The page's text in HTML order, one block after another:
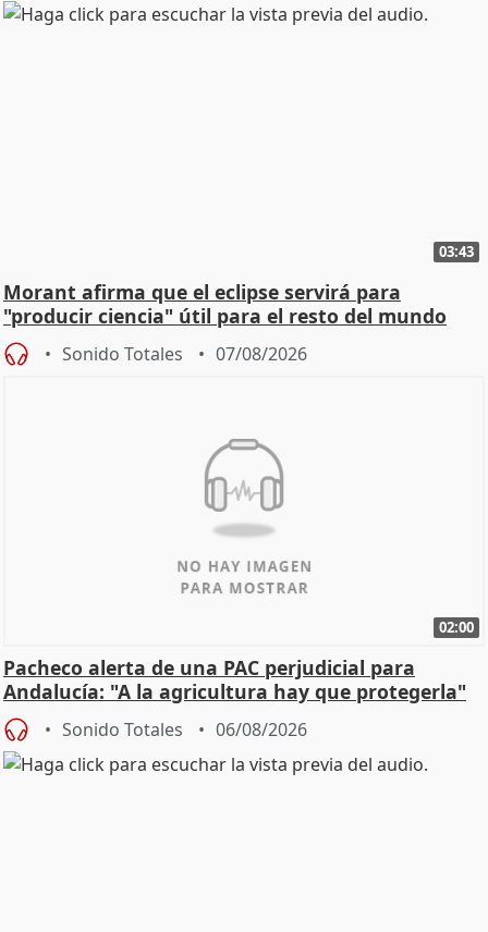
03:43
Morant afirma que el eclipse servirá para
"producir ciencia" útil para el resto del mundo
Sonido Totales 07/08/2026
02:00
Pacheco alerta de una PAC perjudicial para
Andalucía: "A la agricultura hay que protegerla"
Sonido Totales 06/08/2026